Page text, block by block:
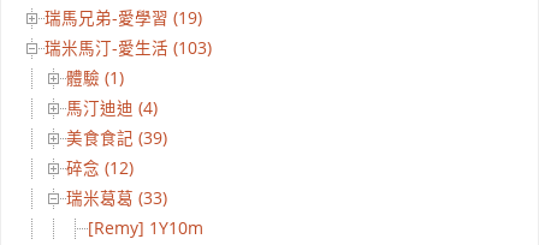
瑞馬兄弟-愛學習 (19)
瑞米馬汀-愛生活 (103)
體驗 (1)
馬汀迪迪 (4)
美食食記 (39)
碎念 (12)
瑞米葛葛 (33)
[Remy] 1Y10m